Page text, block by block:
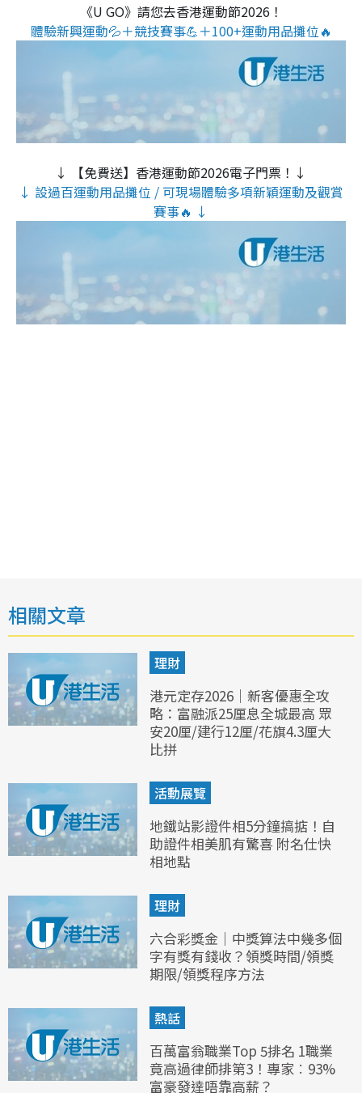
《U GO》請您去香港運動節2026！
體驗新興運動💦＋競技賽事💪＋100+運動用品攤位🔥
↓ 【免費送】香港運動節2026電子門票！↓
↓ 設過百運動用品攤位 / 可現場體驗多項新穎運動及觀賞
賽事🔥 ↓
相關文章
理財
港元定存2026｜新客優惠全攻
略：富融派25厘息全城最高 眾
安20厘/建行12厘/花旗4.3厘大
比拼
活動展覽
地鐵站影證件相5分鐘搞掂！自
助證件相美肌有驚喜 附名仕快
相地點
理財
六合彩獎金｜中獎算法中幾多個
字有獎有錢收？領獎時間/領獎
期限/領獎程序方法
熱話
百萬富翁職業Top 5排名 1職業
竟高過律師排第3！專家︰93%
富豪發達唔靠高薪？